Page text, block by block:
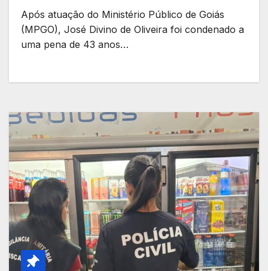
Após atuação do Ministério Público de Goiás
(MPGO), José Divino de Oliveira foi condenado a
uma pena de 43 anos…